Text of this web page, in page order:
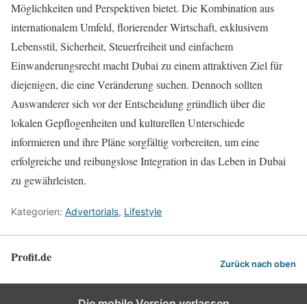
Möglichkeiten und Perspektiven bietet. Die Kombination aus
internationalem Umfeld, florierender Wirtschaft, exklusivem
Lebensstil, Sicherheit, Steuerfreiheit und einfachem
Einwanderungsrecht macht Dubai zu einem attraktiven Ziel für
diejenigen, die eine Veränderung suchen. Dennoch sollten
Auswanderer sich vor der Entscheidung gründlich über die
lokalen Gepflogenheiten und kulturellen Unterschiede
informieren und ihre Pläne sorgfältig vorbereiten, um eine
erfolgreiche und reibungslose Integration in das Leben in Dubai
zu gewährleisten.
Kategorien: Advertorials, Lifestyle
Profit.de Zurück nach oben